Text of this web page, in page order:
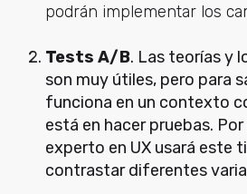
podrán implementar los
Tests A/B. Las teorías y
son muy útiles, pero para
funciona en un contexto
está en hacer pruebas. Por
experto en UX usará este
contrastar diferentes